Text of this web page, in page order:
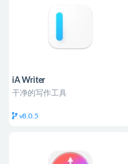
iA Writer
干净的写作工具
v8.0.5